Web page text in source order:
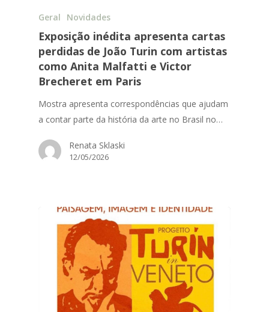
Geral Novidades
Exposição inédita apresenta cartas
perdidas de João Turin com artistas
como Anita Malfatti e Victor
Brecheret em Paris
Mostra apresenta correspondências que ajudam
a contar parte da história da arte no Brasil no…
Renata Sklaski
12/05/2026